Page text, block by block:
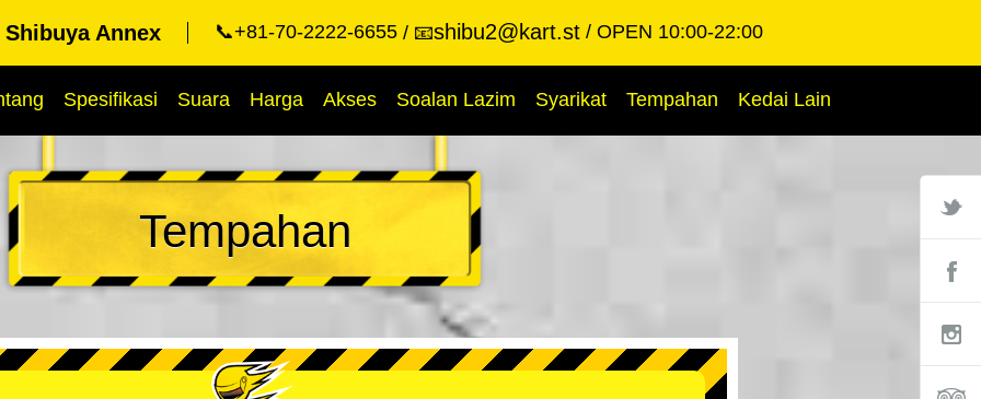
Annex 📞+81-70-2222-6655 📧shibu2@kart.st OPEN 10:00-22:00
Spesifikasi Suara Harga Akses Soalan Lazim Syarikat Tempahan Kedai Lain
Tempahan